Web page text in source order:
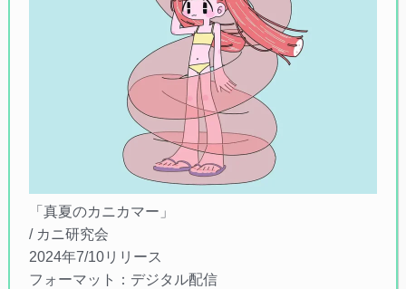
「真夏のカニカマー」
/ カニ研究会
2024年7/10リリース
フォーマット：デジタル配信